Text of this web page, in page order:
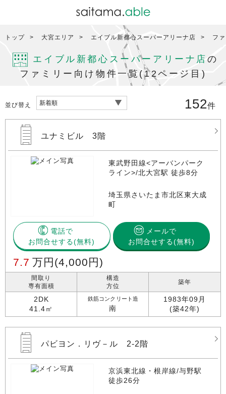
トップ 大宮エリア エイブル新都心スーパーアリーナ店 フ
エイブル新都心スーパーアリーナ店 の
ファミリー向け物件一覧(12ページ目)
並び替え 152件
ユナミビル 3階
東武野田線<アーバンパーク
ライン>/北大宮駅 徒歩8分
埼玉県さいたま市北区東大成
町
電話で
お問合せする
メールで
お問合せする(無料)
7.7 万円 (4,000円)
間取り
専有面積
2DK
41.4㎡
構造
方位
鉄筋コンクリート造
南
築年
1983年09月
(築42年)
パビヨン．リヴ－ル 2-2階
京浜東北線・根岸線/与野駅
徒歩26分